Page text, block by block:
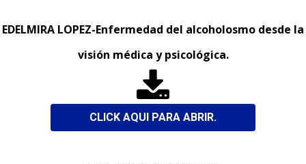
EDELMIRA LOPEZ-Enfermedad del alcoholosmo desde la
visión médica y psicológica.

CLICK AQUI PARA ABRIR.